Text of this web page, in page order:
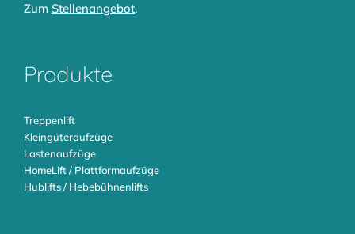
Zum Stellenangebot.
Produkte
Treppenlift
Kleingüteraufzüge
Lastenaufzüge
HomeLift / Plattformaufzüge
Hublifts / Hebebühnenlifts